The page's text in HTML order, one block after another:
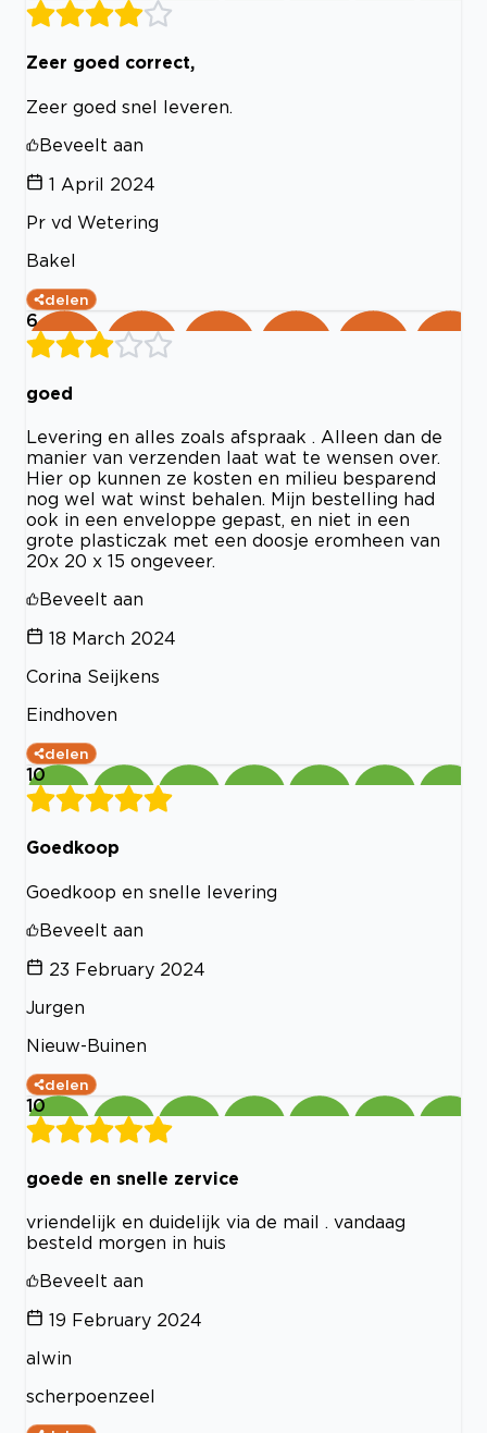
Zeer goed correct,
Zeer goed snel leveren.
Beveelt aan
1 April 2024
Pr vd Wetering
Bakel
delen
6
goed
Levering en alles zoals afspraak . Alleen dan de
manier van verzenden laat wat te wensen over.
Hier op kunnen ze kosten en milieu besparend
nog wel wat winst behalen. Mijn bestelling had
ook in een enveloppe gepast, en niet in een
grote plasticzak met een doosje eromheen van
20x 20 x 15 ongeveer.
Beveelt aan
18 March 2024
Corina Seijkens
Eindhoven
delen
10
Goedkoop
Goedkoop en snelle levering
Beveelt aan
23 February 2024
Jurgen
Nieuw-Buinen
delen
10
goede en snelle zervice
vriendelijk en duidelijk via de mail . vandaag
besteld morgen in huis
Beveelt aan
19 February 2024
alwin
scherpoenzeel